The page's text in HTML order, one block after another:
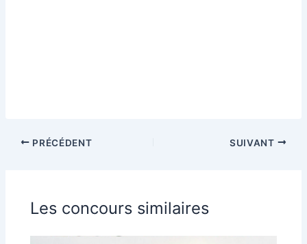
PRÉCÉDENT SUIVANT
Les concours similaires